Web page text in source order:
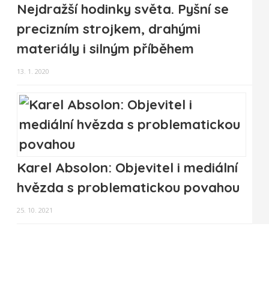
Nejdražší hodinky světa. Pyšní se
precizním strojkem, drahými
materiály i silným příběhem
13. 1. 2020
Karel Absolon: Objevitel i mediální
hvězda s problematickou povahou
25. 10. 2021